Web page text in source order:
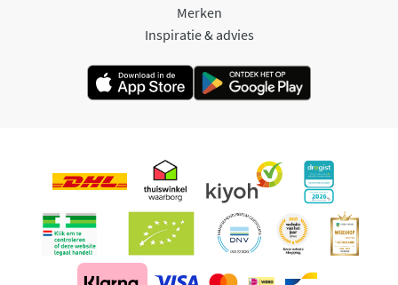
Merken
Inspiratie & advies